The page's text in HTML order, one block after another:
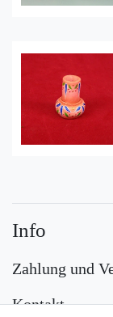
Info
Zahlung und
Kontakt